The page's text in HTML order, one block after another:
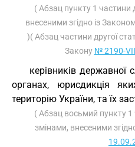
( Абзац пункту 1 частини
внесеними згідно із
)( Абзац частини другої
Закону № 2190-
керівників
органах, юрисдикція
територію України, та їх
( Абзац восьмий пункту 1
змінами, внесеними